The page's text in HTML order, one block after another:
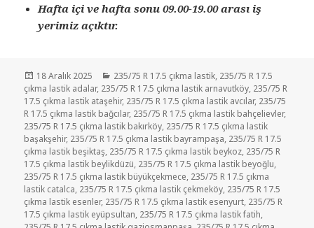
Hafta içi ve hafta sonu 09.00-19.00 arası iş
yerimiz açıktır.
Yayın
tarihi
18 Aralık 2025 Kategoriler
235/75 R 17.5 çıkma lastik, 235/75 R 17.5
çıkma lastik adalar, 235/75 R 17.5 çıkma lastik arnavutköy, 235/75 R
17.5 çıkma lastik ataşehir, 235/75 R 17.5 çıkma lastik avcılar, 235/75
R 17.5 çıkma lastik bağcılar, 235/75 R 17.5 çıkma lastik bahçelievler,
235/75 R 17.5 çıkma lastik bakırköy, 235/75 R 17.5 çıkma lastik
başakşehir, 235/75 R 17.5 çıkma lastik bayrampaşa, 235/75 R 17.5
çıkma lastik beşiktaş, 235/75 R 17.5 çıkma lastik beykoz, 235/75 R
17.5 çıkma lastik beylikdüzü, 235/75 R 17.5 çıkma lastik beyoğlu,
235/75 R 17.5 çıkma lastik büyükçekmece, 235/75 R 17.5 çıkma
lastik catalca, 235/75 R 17.5 çıkma lastik çekmeköy, 235/75 R 17.5
çıkma lastik esenler, 235/75 R 17.5 çıkma lastik esenyurt, 235/75 R
17.5 çıkma lastik eyüpsultan, 235/75 R 17.5 çıkma lastik fatih,